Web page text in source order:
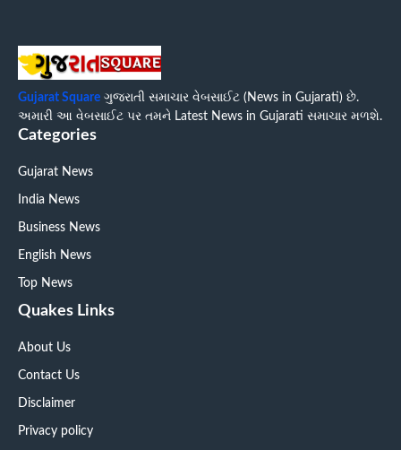
Gujarat Square ગુજરાતી સમાચાર વેબસાઈટ (News in Gujarati) છે.
અમારી આ વેબસાઈટ પર તમને Latest News in Gujarati સમાચાર મળશે.
Categories
Gujarat News
India News
Business News
English News
Top News
Quakes Links
About Us
Contact Us
Disclaimer
Privacy policy